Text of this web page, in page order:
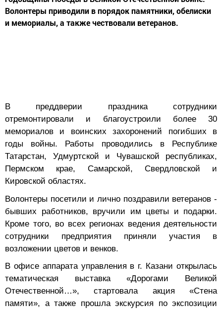
Волонтеры приводили в порядок памятники, обелиски
и мемориалы, а также чествовали ветеранов.
В преддверии праздника сотрудники
отремонтировали и благоустроили более 30
мемориалов и воинских захоронений погибших в
годы войны. Работы проводились в Республике
Татарстан, Удмуртской и Чувашской республиках,
Пермском крае, Самарской, Свердловской и
Кировской областях.
Волонтеры посетили и лично поздравили ветеранов -
бывших работников, вручили им цветы и подарки.
Кроме того, во всех регионах ведения деятельности
сотрудники предприятия приняли участия в
возложении цветов и венков.
В офисе аппарата управления в г. Казани открылась
тематическая выставка «Дорогами Великой
Отечественной…», стартовала акция «Стена
памяти», а также прошла экскурсия по экспозиции